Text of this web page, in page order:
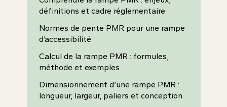
définitions et cadre réglementaire
Normes de pente PMR pour une rampe
d’accessibilité
Calcul de la rampe PMR : formules,
méthode et exemples
Dimensionnement d’une rampe PMR :
longueur, largeur, paliers et conception